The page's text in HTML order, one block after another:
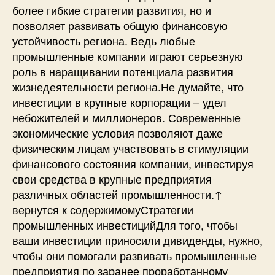
более гибкие стратегии развития, но и
позволяет развивать общую финансовую
устойчивость региона. Ведь любые
промышленные компании играют серьезную
роль в наращивании потенциала развития
жизнедеятельности региона.Не думайте, что
инвестиции в крупные корпорации – удел
небожителей и миллионеров. Современные
экономические условия позволяют даже
физическим лицам участвовать в стимуляции
финансового состояния компании, инвестируя
свои средства в крупные предприятия
различных областей промышленности.↑
вернутся к содержимомуСтратегии
промышленных инвестицийДля того, чтобы
ваши инвестиции приносили дивиденды, нужно,
чтобы они помогали развивать промышленные
предприятия по заранее проработанному